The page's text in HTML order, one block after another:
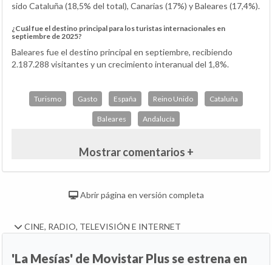
sido Cataluña (18,5% del total), Canarias (17%) y Baleares (17,4%).
¿Cuál fue el destino principal para los turistas internacionales en
septiembre de 2025?
Baleares fue el destino principal en septiembre, recibiendo
2.187.288 visitantes y un crecimiento interanual del 1,8%.
Turismo Gasto España Reino Unido Cataluña
Baleares Andalucía
Mostrar comentarios +
Abrir página en versión completa
CINE, RADIO, TELEVISIÓN E INTERNET
'La Mesías' de Movistar Plus se estrena en